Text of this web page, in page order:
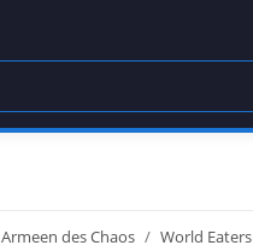
Armeen des Chaos World Eaters